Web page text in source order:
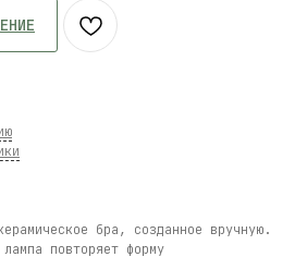
бра, созданное вручную.
повторяет форму